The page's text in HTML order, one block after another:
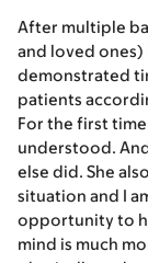
After multiple
and loved ones)
demonstrated
patients
For the first
understood.
else did. She
situation and I
opportunity to
mind is much